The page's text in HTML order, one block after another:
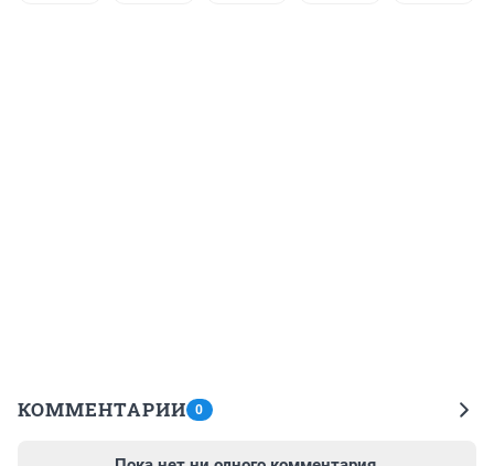
КОММЕНТАРИИ 0